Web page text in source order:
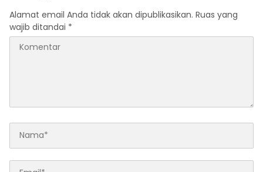
Alamat email Anda tidak akan dipublikasikan. Ruas yang
wajib ditandai *